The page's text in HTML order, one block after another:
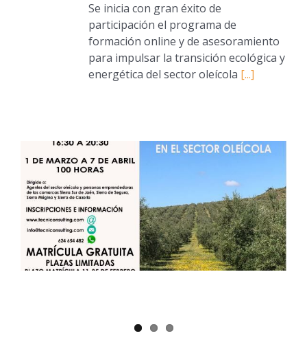
Se inicia con gran éxito de
participación el programa de
formación online y de asesoramiento
para impulsar la transición ecológica y
energética del sector oleícola [...]